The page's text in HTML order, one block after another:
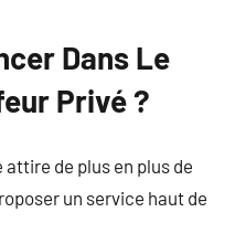
Dans Le
Privé ?
de plus en plus de
un service haut de